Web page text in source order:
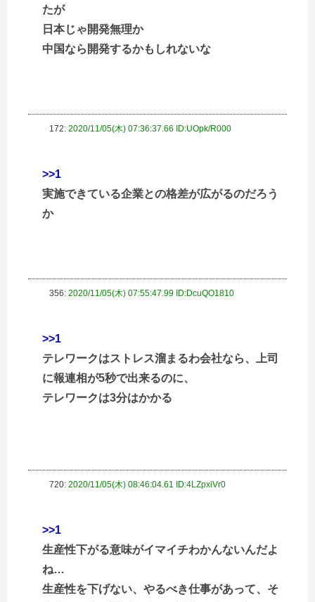
たが
日本じゃ開発無理か
中国なら開発するかもしれないな
172: 2020/11/05(木) 07:36:37.66 ID:UOpk/R000
>>1
実施できている企業との格差が広がるのだろう
か
356: 2020/11/05(木) 07:55:47.99 ID:DcuQO1810
>>1
テレワークはストレス溜まるわ会社なら、上司
に報連相が5秒で出来るのに、
テレワークは3分はかかる
720: 2020/11/05(木) 08:46:04.61 ID:4LZpxiVr0
>>1
生産性下がる意味がイマイチわかんないんだよ
ね…
生産性を下げない、やるべき仕事があって、そ